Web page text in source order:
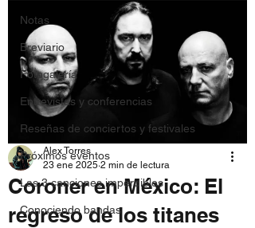
Notas
Breviario
Fotogalería
Entrevistas y conferencias
Reseñas de conciertos y festivales
Próximos eventos
Las 3 canciones imperdibles
Conociendo bandas
Coroner en México: El
regreso de los titanes
Alex Torres
23 ene 2025 2 min de lectura